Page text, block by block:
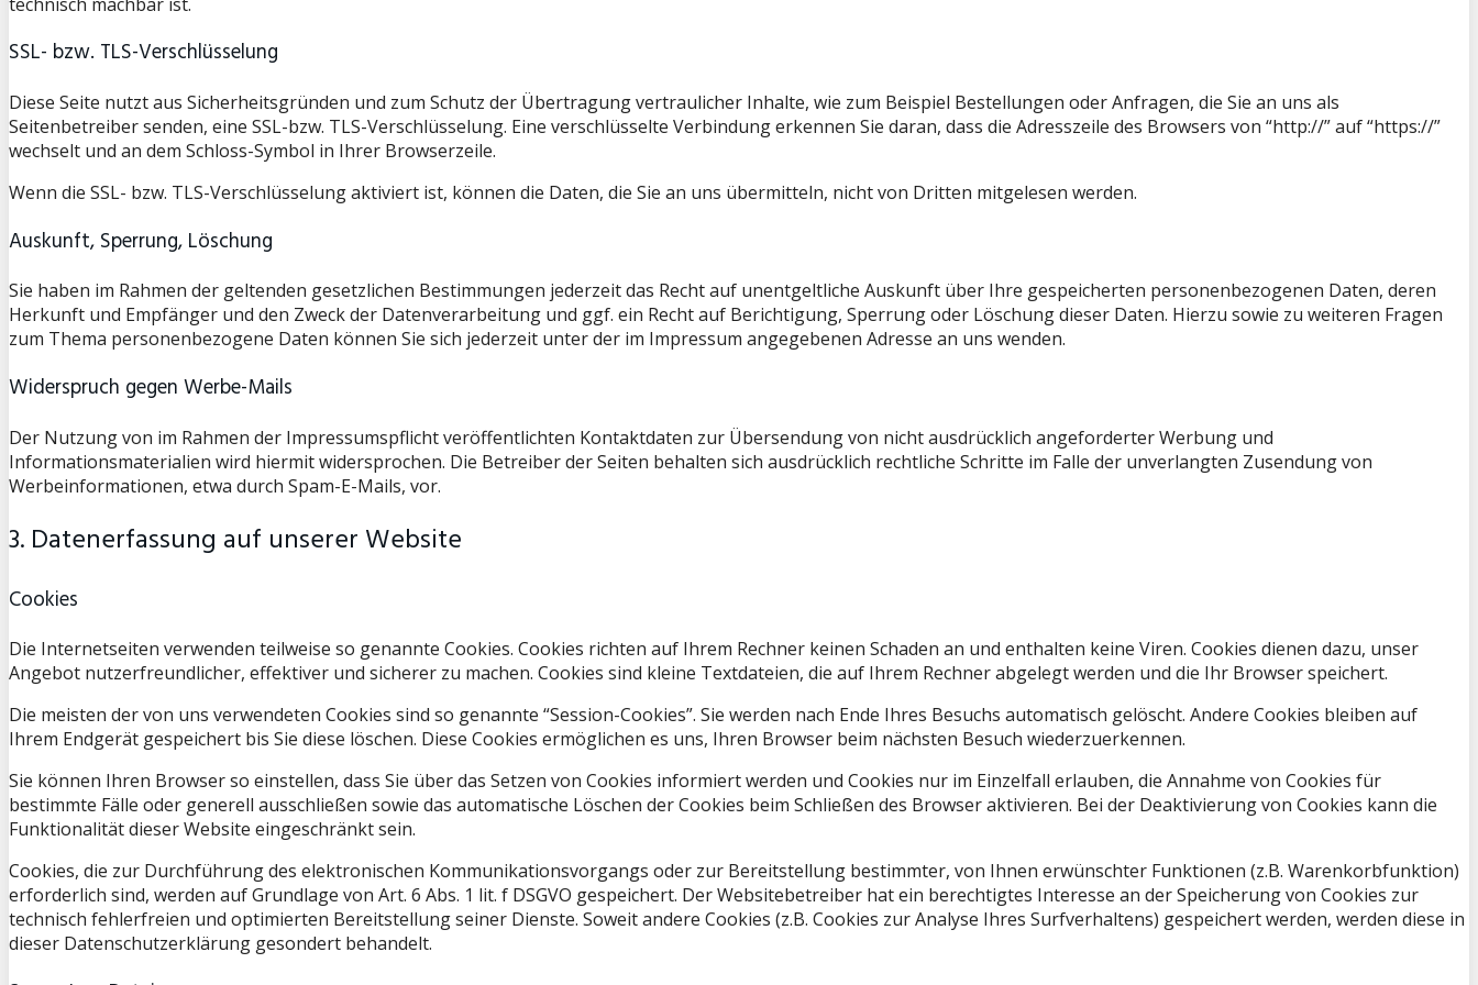
SSL- bzw. TLS-Verschlüsselung
Diese Seite nutzt aus Sicherheitsgründen und zum Schutz der Übertragung vertraulicher Inhalte, wie zum Beispiel Bestellungen oder Anfragen, die Sie an uns als
Seitenbetreiber senden, eine SSL-bzw. TLS-Verschlüsselung. Eine verschlüsselte Verbindung erkennen Sie daran, dass die Adresszeile des Browsers von “http://” auf “https://”
wechselt und an dem Schloss-Symbol in Ihrer Browserzeile.
Wenn die SSL- bzw. TLS-Verschlüsselung aktiviert ist, können die Daten, die Sie an uns übermitteln, nicht von Dritten mitgelesen werden.
Auskunft, Sperrung, Löschung
Sie haben im Rahmen der geltenden gesetzlichen Bestimmungen jederzeit das Recht auf unentgeltliche Auskunft über Ihre gespeicherten personenbezogenen Daten, deren
Herkunft und Empfänger und den Zweck der Datenverarbeitung und ggf. ein Recht auf Berichtigung, Sperrung oder Löschung dieser Daten. Hierzu sowie zu weiteren Fragen
zum Thema personenbezogene Daten können Sie sich jederzeit unter der im Impressum angegebenen Adresse an uns wenden.
Widerspruch gegen Werbe-Mails
Der Nutzung von im Rahmen der Impressumspflicht veröffentlichten Kontaktdaten zur Übersendung von nicht ausdrücklich angeforderter Werbung und
Informationsmaterialien wird hiermit widersprochen. Die Betreiber der Seiten behalten sich ausdrücklich rechtliche Schritte im Falle der unverlangten Zusendung von
Werbeinformationen, etwa durch Spam-E-Mails, vor.
3. Datenerfassung auf unserer Website
Cookies
Die Internetseiten verwenden teilweise so genannte Cookies. Cookies richten auf Ihrem Rechner keinen Schaden an und enthalten keine Viren. Cookies dienen dazu, unser
Angebot nutzerfreundlicher, effektiver und sicherer zu machen. Cookies sind kleine Textdateien, die auf Ihrem Rechner abgelegt werden und die Ihr Browser speichert.
Die meisten der von uns verwendeten Cookies sind so genannte “Session-Cookies”. Sie werden nach Ende Ihres Besuchs automatisch gelöscht. Andere Cookies bleiben auf
Ihrem Endgerät gespeichert bis Sie diese löschen. Diese Cookies ermöglichen es uns, Ihren Browser beim nächsten Besuch wiederzuerkennen.
Sie können Ihren Browser so einstellen, dass Sie über das Setzen von Cookies informiert werden und Cookies nur im Einzelfall erlauben, die Annahme von Cookies für
bestimmte Fälle oder generell ausschließen sowie das automatische Löschen der Cookies beim Schließen des Browser aktivieren. Bei der Deaktivierung von Cookies kann die
Funktionalität dieser Website eingeschränkt sein.
Cookies, die zur Durchführung des elektronischen Kommunikationsvorgangs oder zur Bereitstellung bestimmter, von Ihnen erwünschter Funktionen (z.B. Warenkorbfunktion)
erforderlich sind, werden auf Grundlage von Art. 6 Abs. 1 lit. f DSGVO gespeichert. Der Websitebetreiber hat ein berechtigtes Interesse an der Speicherung von Cookies zur
technisch fehlerfreien und optimierten Bereitstellung seiner Dienste. Soweit andere Cookies (z.B. Cookies zur Analyse Ihres Surfverhaltens) gespeichert werden, werden diese in
dieser Datenschutzerklärung gesondert behandelt.